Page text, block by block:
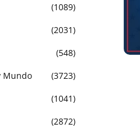
(1089)
(2031)
(548)
Mundo
(3723)
(1041)
(2872)